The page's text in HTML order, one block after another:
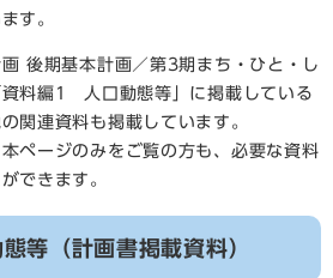
す。
後期基本計画／第3期まち・ひと・し
資料編1 人口動態等」に掲載している
関連資料も掲載しています。
ページのみをご覧の方も、必要な資料
できます。
等（計画書掲載資料）